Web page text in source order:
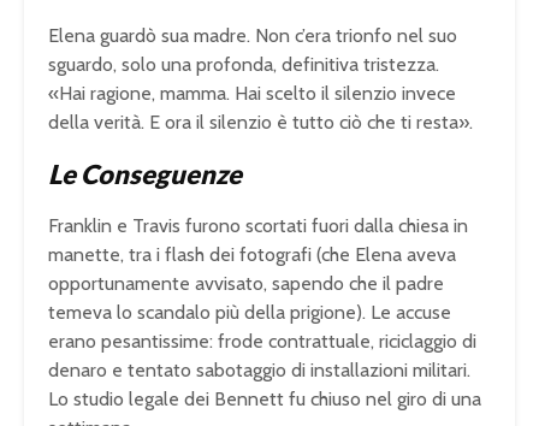
Elena guardò sua madre. Non c’era trionfo nel suo
sguardo, solo una profonda, definitiva tristezza.
«Hai ragione, mamma. Hai scelto il silenzio invece
della verità. E ora il silenzio è tutto ciò che ti resta».
Le Conseguenze
Franklin e Travis furono scortati fuori dalla chiesa in
manette, tra i flash dei fotografi (che Elena aveva
opportunamente avvisato, sapendo che il padre
temeva lo scandalo più della prigione). Le accuse
erano pesantissime: frode contrattuale, riciclaggio di
denaro e tentato sabotaggio di installazioni militari.
Lo studio legale dei Bennett fu chiuso nel giro di una